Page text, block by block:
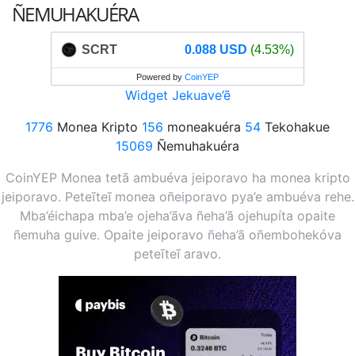
ÑEMUHAKUÉRA
SCRT 0.088 USD (4.53%)
Powered by CoinYEP
Widget Jekuave’ẽ
1776 Monea Kripto 156 moneakuéra 54 Tekohakue
15069 Ñemuhakuéra
CoinYEP Monea tetã ambuéva jeiporavo ha monea kripto
jeiporavo. Peteĩteĩ monea oñeiporavo pya’e ambuéva rehe.
Mba’éichapa mba’e ojeha’ãva ñeha’ã ojehupíta opaite
ñemuha guive. Opaite jeiporavo ñeha’ã oñembohekóva
peteĩteĩ aravo.